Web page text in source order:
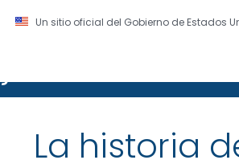
Un sitio oficial del Gobierno de Estados
de Enfermedades. CDC 24/
La historia